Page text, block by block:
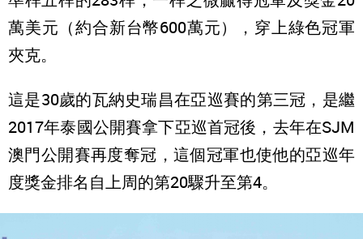
萬美元（約合新台幣600萬元），穿上綠色冠軍
夾克。
這是30歲的瓦納史瑞昌在亞巡賽的第三冠，是繼
2017年泰國公開賽拿下亞巡首冠後，去年在SJM
澳門公開賽再度奪冠，這個冠軍也使他的亞巡年
度獎金排名自上周的第20驟升至第4。